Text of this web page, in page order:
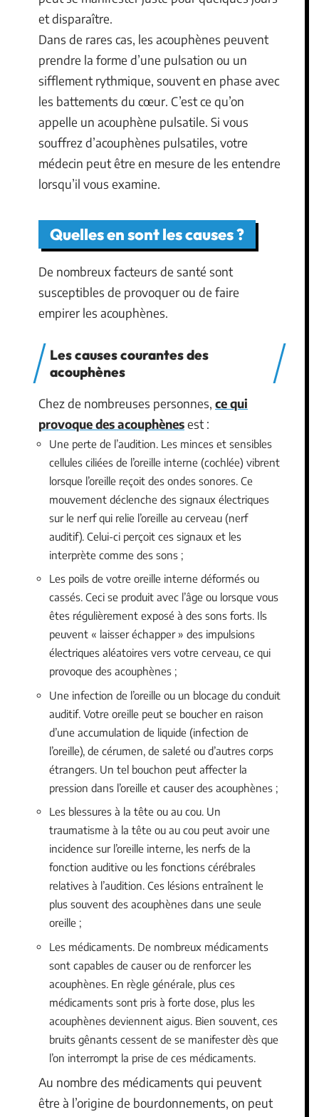
et disparaître.
Dans de rares cas, les acouphènes peuvent
prendre la forme d’une pulsation ou un
sifflement rythmique, souvent en phase avec
les battements du cœur. C’est ce qu’on
appelle un acouphène pulsatile. Si vous
souffrez d’acouphènes pulsatiles, votre
médecin peut être en mesure de les entendre
lorsqu’il vous examine.
Quelles en sont les causes ?
De nombreux facteurs de santé sont
susceptibles de provoquer ou de faire
empirer les acouphènes.
Les causes courantes des
acouphènes
Chez de nombreuses personnes, ce qui
provoque des acouphènesest :
Une perte de l’audition. Les minces et sensibles
cellules ciliées de l’oreille interne (cochlée) vibrent
lorsque l’oreille reçoit des ondes sonores. Ce
mouvement déclenche des signaux électriques
sur le nerf qui relie l’oreille au cerveau (nerf
auditif). Celui-ci perçoit ces signaux et les
interprète comme des sons ;
Les poils de votre oreille interne déformés ou
cassés. Ceci se produit avec l’âge ou lorsque vous
êtes régulièrement exposé à des sons forts. Ils
peuvent « laisser échapper » des impulsions
électriques aléatoires vers votre cerveau, ce qui
provoque des acouphènes ;
Une infection de l’oreille ou un blocage du conduit
auditif. Votre oreille peut se boucher en raison
d’une accumulation de liquide (infection de
l’oreille), de cérumen, de saleté ou d’autres corps
étrangers. Un tel bouchon peut affecter la
pression dans l’oreille et causer des acouphènes ;
Les blessures à la tête ou au cou. Un
traumatisme à la tête ou au cou peut avoir une
incidence sur l’oreille interne, les nerfs de la
fonction auditive ou les fonctions cérébrales
relatives à l’audition. Ces lésions entraînent le
plus souvent des acouphènes dans une seule
oreille ;
Les médicaments. De nombreux médicaments
sont capables de causer ou de renforcer les
acouphènes. En règle générale, plus ces
médicaments sont pris à forte dose, plus les
acouphènes deviennent aigus. Bien souvent, ces
bruits gênants cessent de se manifester dès que
l’on interrompt la prise de ces médicaments.
Au nombre des médicaments qui peuvent
être à l’origine de bourdonnements, on peut